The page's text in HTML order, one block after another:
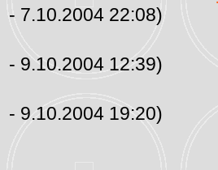
- 7.10.2004 22:08)
- 9.10.2004 12:39)
- 9.10.2004 19:20)